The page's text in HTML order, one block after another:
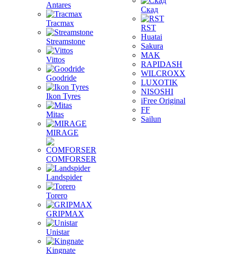
Antares
Tracmax
Streamstone
Vittos
Goodride
Ikon Tyres
Mitas
MIRAGE
COMFORSER
Landspider
Torero
GRIPMAX
Unistar
Kingnate
Скад
RST
Huatai
Sakura
MAK
RAPIDASH
WILCROXX
LUXOTIK
NISOSHI
iFree Original
FF
Sailun